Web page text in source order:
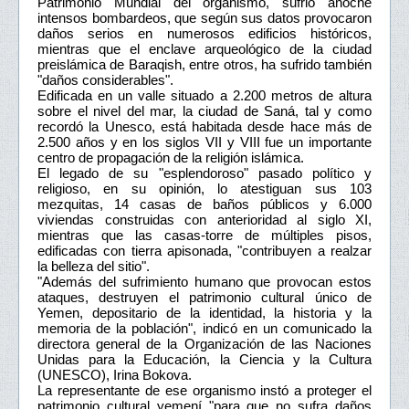
intensos bombardeos, que según sus datos provocaron
daños serios en numerosos edificios históricos,
mientras que el enclave arqueológico de la ciudad
preislámica de Baraqish, entre otros, ha sufrido también
"daños considerables".
Edificada en un valle situado a 2.200 metros de altura
sobre el nivel del mar, la ciudad de Saná, tal y como
recordó la Unesco, está habitada desde hace más de
2.500 años y en los siglos VII y VIII fue un importante
centro de propagación de la religión islámica.
El legado de su "esplendoroso" pasado político y
religioso, en su opinión, lo atestiguan sus 103
mezquitas, 14 casas de baños públicos y 6.000
viviendas construidas con anterioridad al siglo XI,
mientras que las casas-torre de múltiples pisos,
edificadas con tierra apisonada, "contribuyen a realzar
la belleza del sitio".
"Además del sufrimiento humano que provocan estos
ataques, destruyen el patrimonio cultural único de
Yemen, depositario de la identidad, la historia y la
memoria de la población", indicó en un comunicado la
directora general de la Organización de las Naciones
Unidas para la Educación, la Ciencia y la Cultura
(UNESCO), Irina Bokova.
La representante de ese organismo instó a proteger el
patrimonio cultural yemení "para que no sufra daños